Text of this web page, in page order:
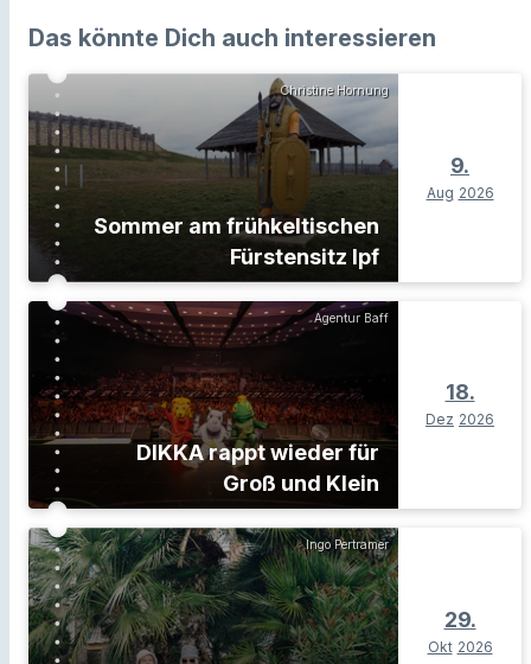
Das könnte Dich auch interessieren
Christine Hornung
Sommer am frühkeltischen
Fürstensitz Ipf
9.
Aug 2026
Agentur Baff
DIKKA rappt wieder für
Groß und Klein
18.
Dez 2026
Ingo Pertramer
29.
Okt 2026